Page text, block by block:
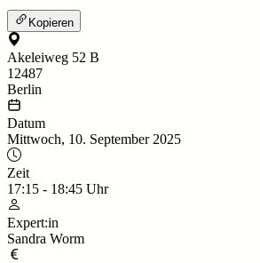
Kopieren
Akeleiweg 52 B
12487
Berlin
Datum
Mittwoch, 10. September 2025
Zeit
17:15 - 18:45 Uhr
Expert:in
Sandra Worm